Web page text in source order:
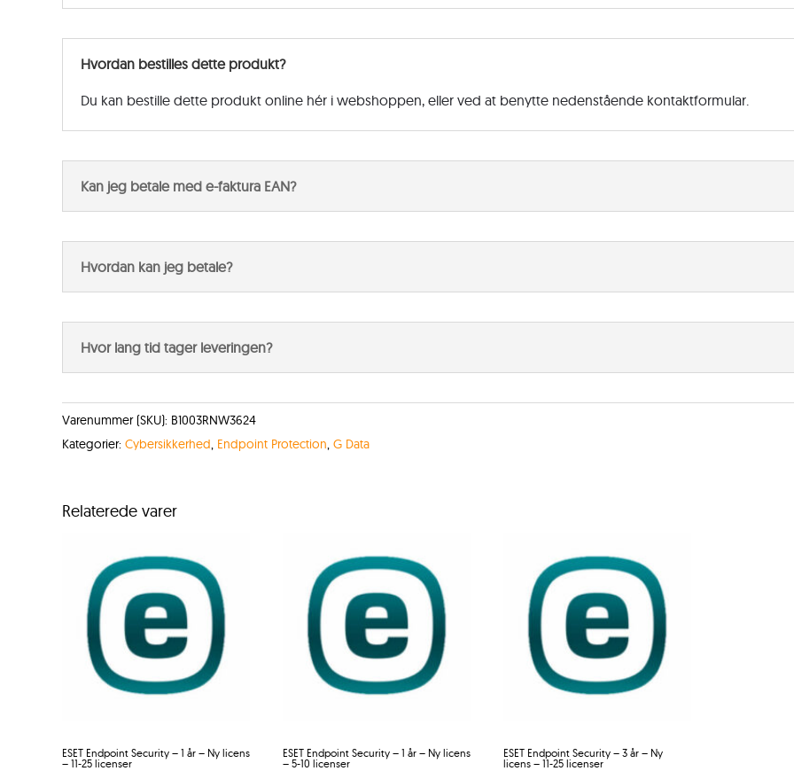
Hvordan bestilles dette produkt?
Du kan bestille dette produkt online hér i webshoppen, eller ved at benytte nedenstående kontaktformular.
Kan jeg betale med e-faktura EAN?
Hvordan kan jeg betale?
Hvor lang tid tager leveringen?
Varenummer (SKU): B1003RNW3624
Kategorier: Cybersikkerhed, Endpoint Protection, G Data
Relaterede varer
ESET Endpoint Security – 1 år – Ny licens
– 11-25 licenser
ESET Endpoint Security – 1 år – Ny licens
– 5-10 licenser
ESET Endpoint Security – 3 år – Ny
licens – 11-25 licenser